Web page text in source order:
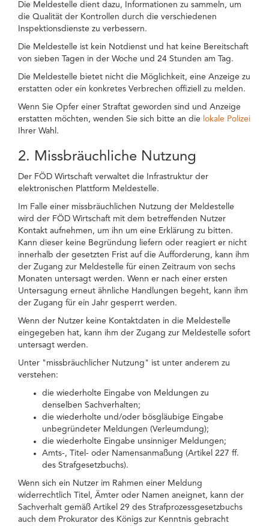
Die Meldestelle dient dazu, Informationen zu sammeln, um
die Qualität der Kontrollen durch die verschiedenen
Inspektionsdienste zu verbessern.
Die Meldestelle ist kein Notdienst und hat keine Bereitschaft
von sieben Tagen in der Woche und 24 Stunden am Tag.
Die Meldestelle bietet nicht die Möglichkeit, eine Anzeige zu
erstatten oder ein konkretes Verbrechen offiziell zu melden.
Wenn Sie Opfer einer Straftat geworden sind und Anzeige
erstatten möchten, wenden Sie sich bitte an die lokale Polizei
Ihrer Wahl.
2. Missbräuchliche Nutzung
Der FÖD Wirtschaft verwaltet die Infrastruktur der
elektronischen Plattform Meldestelle.
Im Falle einer missbräuchlichen Nutzung der Meldestelle
wird der FÖD Wirtschaft mit dem betreffenden Nutzer
Kontakt aufnehmen, um ihn um eine Erklärung zu bitten.
Kann dieser keine Begründung liefern oder reagiert er nicht
innerhalb der gesetzten Frist auf die Aufforderung, kann ihm
der Zugang zur Meldestelle für einen Zeitraum von sechs
Monaten untersagt werden. Wenn er nach einer ersten
Untersagung erneut ähnliche Handlungen begeht, kann ihm
der Zugang für ein Jahr gesperrt werden.
Wenn der Nutzer keine Kontaktdaten in die Meldestelle
eingegeben hat, kann ihm der Zugang zur Meldestelle sofort
untersagt werden.
Unter "missbräuchlicher Nutzung" ist unter anderem zu
verstehen:
die wiederholte Eingabe von Meldungen zu
denselben Sachverhalten;
die wiederholte und/oder bösgläubige Eingabe
unbegründeter Meldungen (Verleumdung);
die wiederholte Eingabe unsinniger Meldungen;
Amts-, Titel- oder Namensanmaßung (Artikel 227 ff.
des Strafgesetzbuchs).
Wenn sich ein Nutzer im Rahmen einer Meldung
widerrechtlich Titel, Ämter oder Namen aneignet, kann der
Sachverhalt gemäß Artikel 29 des Strafprozessgesetzbuchs
auch dem Prokurator des Königs zur Kenntnis gebracht